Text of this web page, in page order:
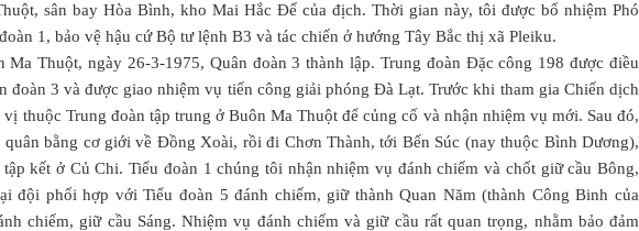
sân bay Hòa Bình, kho Mai Hắc Đế của địch. Thời gian này, tôi được bổ nhiệm Phó
1, bảo vệ hậu cứ Bộ tư lệnh B3 và tác chiến ở hướng Tây Bắc thị xã Pleiku.
Ma Thuột, ngày 26-3-1975, Quân đoàn 3 thành lập. Trung đoàn Đặc công 198 được điều
đoàn 3 và được giao nhiệm vụ tiến công giải phóng Đà Lạt. Trước khi tham gia Chiến dịch
thuộc Trung đoàn tập trung ở Buôn Ma Thuột để củng cố và nhận nhiệm vụ mới. Sau đó,
quân bằng cơ giới về Đồng Xoài, rồi đi Chơn Thành, tới Bến Súc (nay thuộc Bình Dương),
kết ở Củ Chi. Tiểu đoàn 1 chúng tôi nhận nhiệm vụ đánh chiếm và chốt giữ cầu Bông,
đội phối hợp với Tiểu đoàn 5 đánh chiếm, giữ thành Quan Năm (thành Công Binh của
chiếm, giữ cầu Sáng. Nhiệm vụ đánh chiếm và giữ cầu rất quan trọng, nhằm bảo đảm